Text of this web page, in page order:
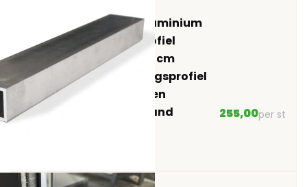
Aluxe Aluminium
Kokerprofiel
400x11x6 cm
funderingsprofiel
tbv glazen
schuifwand
255,00per st